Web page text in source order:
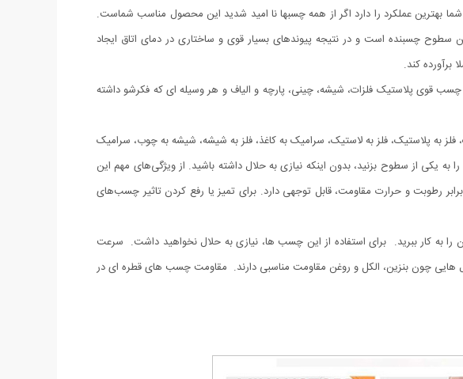
بهترین عملکرد را دارد اگر از همه چسبها نا امید شدید این محصول مناسب شماست.
چسبنده است و در نتیجه پیوندهای بسیار قوی و ساختاری در دمای اتاق ایجاد
کند.
قوی پلاستیک فلزات، شیشه، چینی، پارچه و الیاف و هر وسیله ای که فکرشو داشته
به پلاستیک، فلز به لاستیک، سرامیک به کاغذ، فلز به شیشه، شیشه به چوب، سرامیک
از سطوح بزنید، بدون اینکه نیازی به حلال داشته باشید. از ویژگی‌های مهم این
و حرارت مقاومت، قابل توجهی دارد. برای تمیز یا رفع کردن تاثیر چسب‌های
به کار ببرید. برای استفاده از این چسب ها، نیازی به حلال نخواهید داشت. سرعت
چون بنزین، الکل و روغن مقاومت مناسبی دارند. مقاومت چسب های قطره ای در